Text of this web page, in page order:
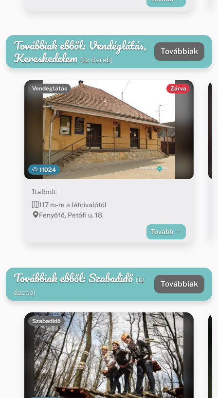
Továbbiak ebből: Vendéglátás,
Kereskedelem (12 darab)
Továbbiak
11024
Vendéglátás Zárva
Italbolt
117 m-re a látnivalótól
Fenyőfő, Petőfi u. 18.
Tovább
Továbbiak ebből: Szabadidő (12
darab)
Továbbiak
Szabadidő